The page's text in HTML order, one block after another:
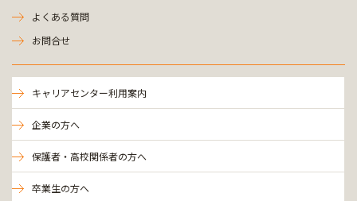
よくある質問
お問合せ
キャリアセンター利用案内
企業の方へ
保護者・高校関係者の方へ
卒業生の方へ